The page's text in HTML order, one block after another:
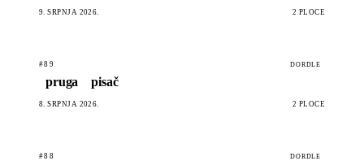
9. SRPNJA 2026. 2 PLOČE
#89 DORDLE
pruga pisač
8. SRPNJA 2026. 2 PLOČE
#88 DORDLE